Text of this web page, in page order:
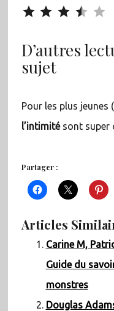
D’autres
sujet
Pour les plus jeunes
l’intimitésont super
Partager :
Articles
Carine M,
Guide du
monstres
Douglas